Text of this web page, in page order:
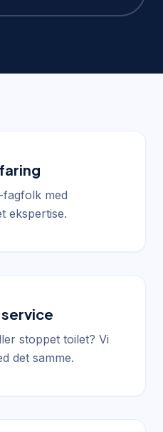
med
ekspertise.
stoppet toilet? Vi
det samme.